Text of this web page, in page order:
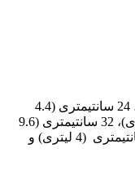
قابلمه 20 سانتیمتری (2.4 لیتر)، 24 سانتیمتری (4.4
لیتری)، 28 سانتیمتری (6.6 لیتری)، 32 سانتیمتری (9.6
لیتری) قابلمه, تابه عمیق 28 سانتیمتری (4 لیتری) و